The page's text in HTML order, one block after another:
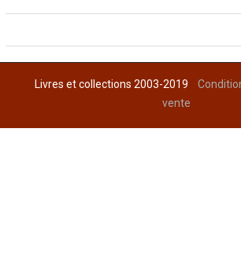
Livres et collections 2003-2019
vente